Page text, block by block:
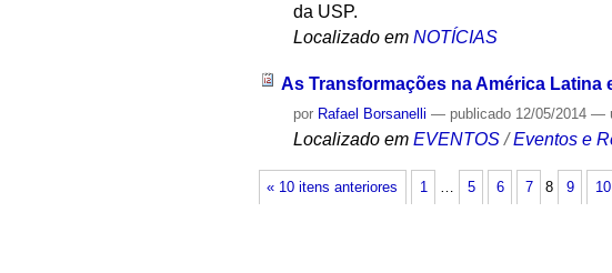
da USP.
Localizado em NOTÍCIAS
As Transformações na América
por Rafael Borsanelli — publicado 12/05/2014—
Localizado em EVENTOS /Eventos e
« 10 itens anteriores 1 5 6 7 8 9 10